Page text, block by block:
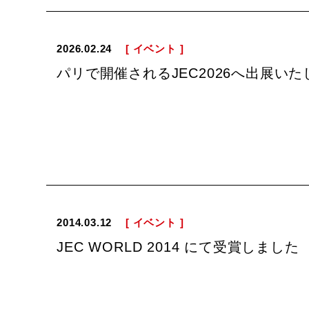
2026.02.24 [ イベント ]
パリで開催されるJEC2026へ出展いた
2014.03.12 [ イベント ]
JEC WORLD 2014 にて受賞しました